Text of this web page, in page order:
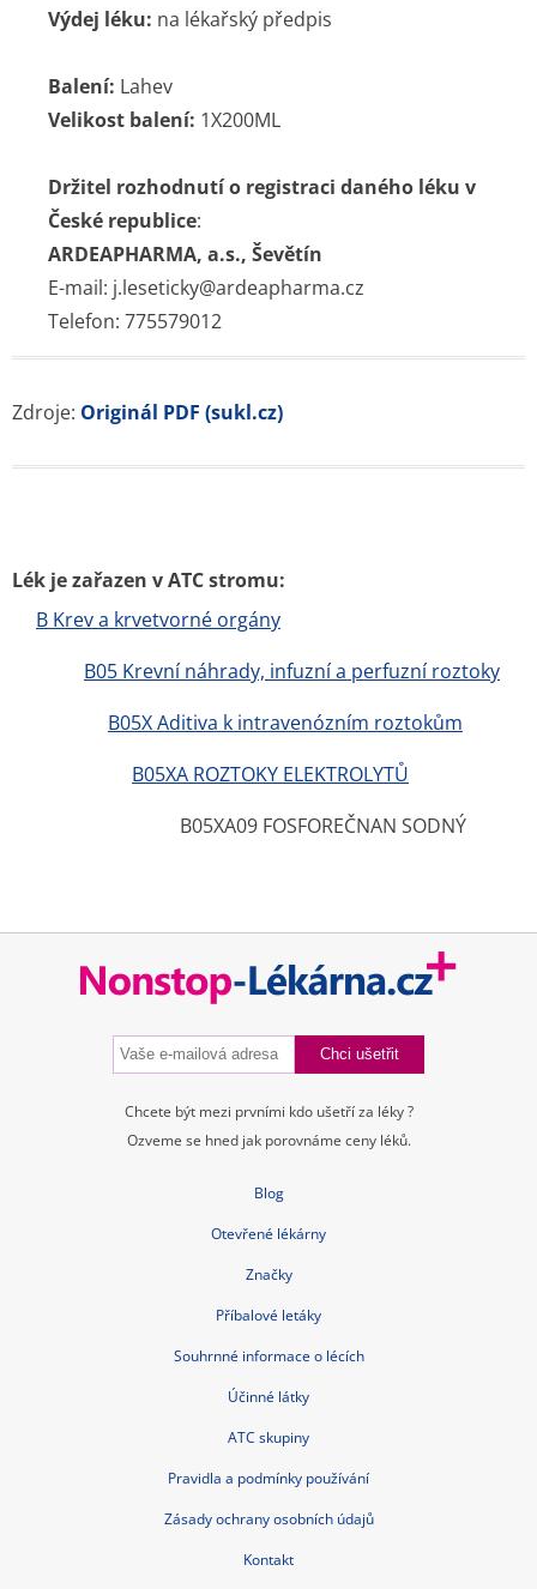
Výdej léku: na lékařský předpis
Balení: Lahev
Velikost balení: 1X200ML
Držitel rozhodnutí o registraci daného léku v
České republice:
ARDEAPHARMA, a.s., Ševětín
E-mail: j.leseticky@ardeapharma.cz
Telefon: 775579012
Zdroje: Originál PDF (sukl.cz)
Lék je zařazen v ATC stromu:
B Krev a krvetvorné orgány
B05 Krevní náhrady, infuzní a perfuzní roztoky
B05X Aditiva k intravenózním roztokům
B05XA ROZTOKY ELEKTROLYTŮ
B05XA09 FOSFOREČNAN SODNÝ
Chcete být mezi prvními kdo ušetří za léky ?
Ozveme se hned jak porovnáme ceny léků.
Blog
Otevřené lékárny
Značky
Příbalové letáky
Souhrnné informace o lécích
Účinné látky
ATC skupiny
Pravidla a podmínky používání
Zásady ochrany osobních údajů
Kontakt